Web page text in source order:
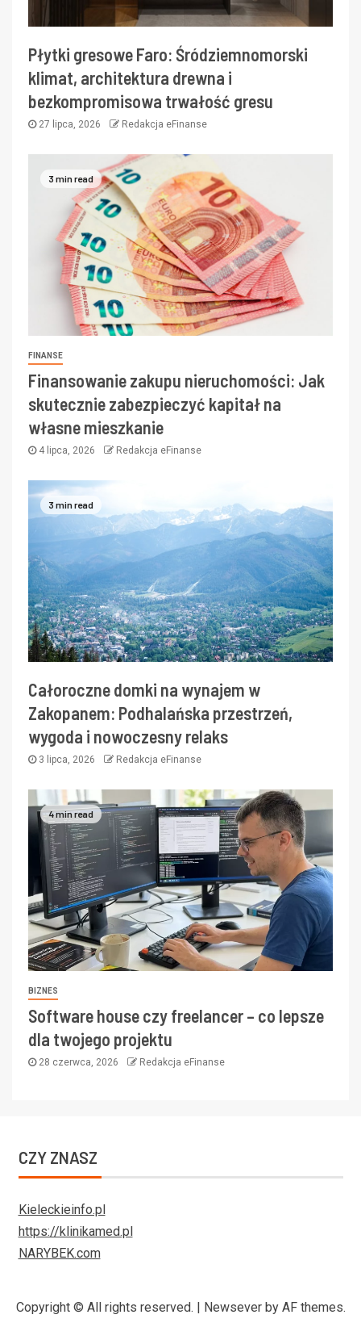
Płytki gresowe Faro: Śródziemnomorski
klimat, architektura drewna i
bezkompromisowa trwałość gresu
27 lipca, 2026 Redakcja eFinanse
3 min read
FINANSE
Finansowanie zakupu nieruchomości: Jak
skutecznie zabezpieczyć kapitał na
własne mieszkanie
4 lipca, 2026 Redakcja eFinanse
3 min read
Całoroczne domki na wynajem w
Zakopanem: Podhalańska przestrzeń,
wygoda i nowoczesny relaks
3 lipca, 2026 Redakcja eFinanse
4 min read
BIZNES
Software house czy freelancer – co lepsze
dla twojego projektu
28 czerwca, 2026 Redakcja eFinanse
CZY ZNASZ
Kieleckieinfo.pl
https://klinikamed.pl
NARYBEK.com
Copyright © All rights reserved. | Newseverby AF themes.